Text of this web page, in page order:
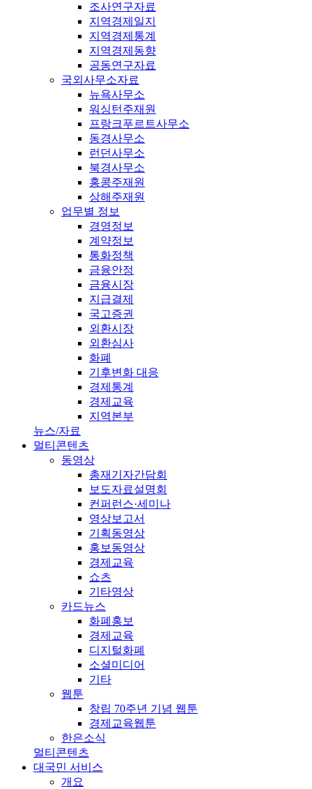
조사연구자료
지역경제일지
지역경제통계
지역경제동향
공동연구자료
국외사무소자료
뉴욕사무소
워싱턴주재원
프랑크푸르트사무소
동경사무소
런던사무소
북경사무소
홍콩주재원
상해주재원
업무별 정보
경영정보
계약정보
통화정책
금융안정
금융시장
지급결제
국고증권
외환시장
외환심사
화폐
기후변화 대응
경제통계
경제교육
지역본부
뉴스/자료
멀티콘텐츠
동영상
총재기자간담회
보도자료설명회
컨퍼런스·세미나
영상보고서
기획동영상
홍보동영상
경제교육
쇼츠
기타영상
카드뉴스
화폐홍보
경제교육
디지털화폐
소셜미디어
기타
웹툰
창립 70주년 기념 웹툰
경제교육웹툰
한은소식
멀티콘텐츠
대국민 서비스
개요